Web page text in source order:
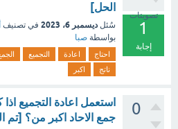
تصويتات
1
إجابة
الحل]
سُئل ديسمبر 6، 2023 في تصنيف
بواسطة صبا
احتاج اعادة التجميع
ناتج
اكبر
0
استعمل اعادة التجميع اذا
جمع الاحاد اكبر من؟ [تم